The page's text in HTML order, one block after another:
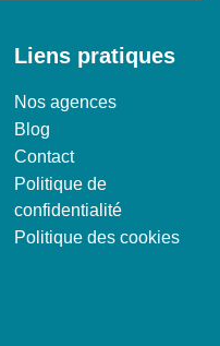
Liens pratiques
Nos agences
Blog
Contact
Politique de
confidentialité
Politique des cookies